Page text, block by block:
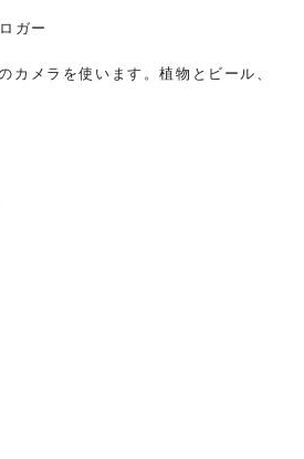
ガー
メラを使います。植物とビール、